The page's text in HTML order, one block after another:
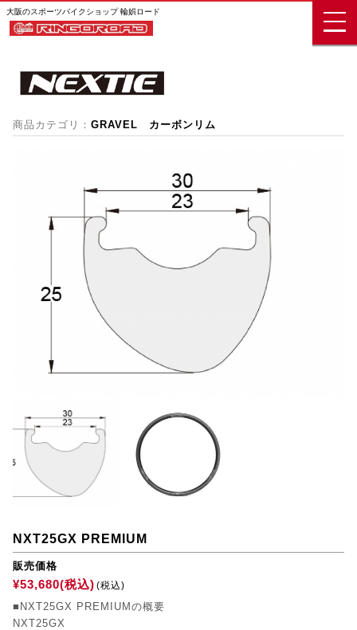
大阪のスポーツバイクショップ 輪娯ロード
商品カテゴリ： GRAVEL カーボンリム
NXT25GX PREMIUM
販売価格
¥53,680(税込) (税込)
■NXT25GX PREMIUMの概要
NXT25GX